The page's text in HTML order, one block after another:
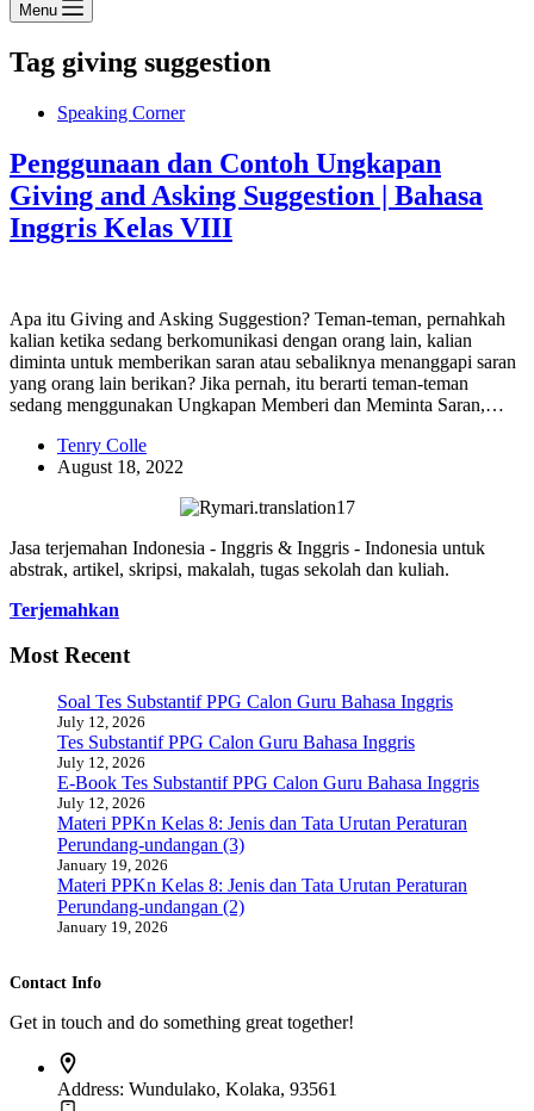
Menu
Tag giving suggestion
Speaking Corner
Penggunaan dan Contoh Ungkapan
Giving and Asking Suggestion | Bahasa
Inggris Kelas VIII
Apa itu Giving and Asking Suggestion? Teman-teman, pernahkah
kalian ketika sedang berkomunikasi dengan orang lain, kalian
diminta untuk memberikan saran atau sebaliknya menanggapi saran
yang orang lain berikan? Jika pernah, itu berarti teman-teman
sedang menggunakan Ungkapan Memberi dan Meminta Saran,…
Tenry Colle
August 18, 2022
Jasa terjemahan Indonesia - Inggris & Inggris - Indonesia untuk
abstrak, artikel, skripsi, makalah, tugas sekolah dan kuliah.
Terjemahkan
Most Recent
Soal Tes Substantif PPG Calon Guru Bahasa Inggris
July 12, 2026
Tes Substantif PPG Calon Guru Bahasa Inggris
July 12, 2026
E-Book Tes Substantif PPG Calon Guru Bahasa Inggris
July 12, 2026
Materi PPKn Kelas 8: Jenis dan Tata Urutan Peraturan
Perundang-undangan (3)
January 19, 2026
Materi PPKn Kelas 8: Jenis dan Tata Urutan Peraturan
Perundang-undangan (2)
January 19, 2026
Contact Info
Get in touch and do something great together!
Address: Wundulako, Kolaka, 93561